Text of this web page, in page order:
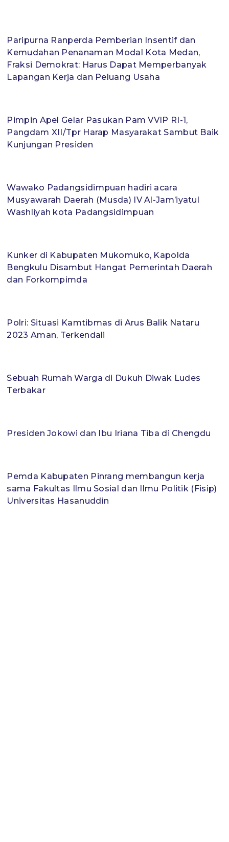
Paripurna Ranperda Pemberian Insentif dan
Kemudahan Penanaman Modal Kota Medan,
Fraksi Demokrat: Harus Dapat Memperbanyak
Lapangan Kerja dan Peluang Usaha
Pimpin Apel Gelar Pasukan Pam VVIP RI-1,
Pangdam XII/Tpr Harap Masyarakat Sambut Baik
Kunjungan Presiden
Wawako Padangsidimpuan hadiri acara
Musyawarah Daerah (Musda) IV Al-Jam’iyatul
Washliyah kota Padangsidimpuan
Kunker di Kabupaten Mukomuko, Kapolda
Bengkulu Disambut Hangat Pemerintah Daerah
dan Forkompimda
Polri: Situasi Kamtibmas di Arus Balik Nataru
2023 Aman, Terkendali
Sebuah Rumah Warga di Dukuh Diwak Ludes
Terbakar
Presiden Jokowi dan Ibu Iriana Tiba di Chengdu
Pemda Kabupaten Pinrang membangun kerja
sama Fakultas Ilmu Sosial dan Ilmu Politik (Fisip)
Universitas Hasanuddin